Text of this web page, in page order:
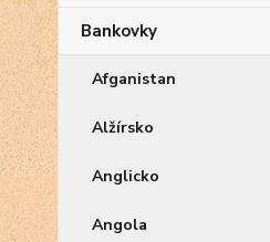
Bankovky
Afganistan
Alžírsko
Anglicko
Angola